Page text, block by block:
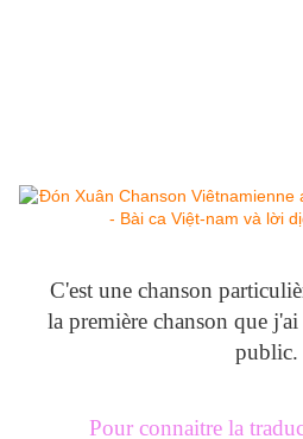
C'est une chanson
la première chanson que
public.
Pour connaitre la